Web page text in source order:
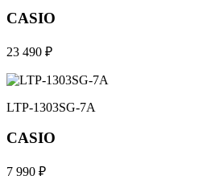
CASIO
23 490 ₽
LTP-1303SG-7A
CASIO
7 990 ₽